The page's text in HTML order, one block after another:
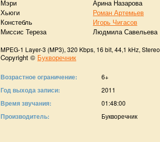
Мэри
Арина Назарова
Хьюги
Роман Артемьев
Констебль
Игорь Чигасов
Миссис Тереза
Людмила Савельева
MPEG-1 Layer-3 (MP3), 320 Kbps, 16 bit, 44,1 kHz, Stereo
Copyright © Букворечник
Возрастное ограничение: 6+
Год выхода записи: 2011
Время звучания: 01:48:00
Производитель: Букворечник